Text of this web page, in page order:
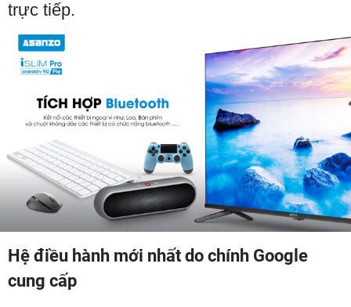
trực tiếp.
Hệ điều hành mới nhất do chính Google
cung cấp